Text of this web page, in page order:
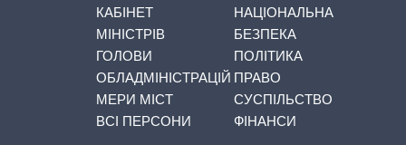
КАБІНЕТ
МІНІСТРІВ
ГОЛОВИ
ОБЛАДМІНІСТРАЦІЙ
МЕРИ МІСТ
ВСІ ПЕРСОНИ
НАЦІОНАЛЬНА
БЕЗПЕКА
ПОЛІТИКА
ПРАВО
СУСПІЛЬСТВО
ФІНАНСИ